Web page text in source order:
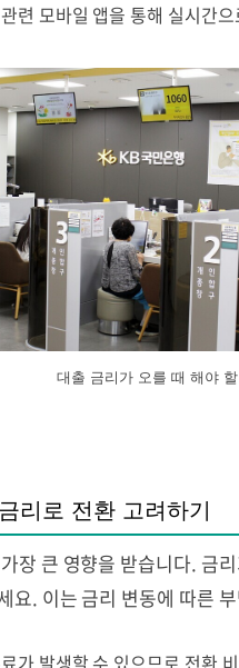
련 모바일 앱을 통해 실시간
대출 금리가 오를 때 해야
리로 전환 고려하기
장 큰 영향을 받습니다. 금
요. 이는 금리 변동에 따른
가 발생할 수 있으므로 전환